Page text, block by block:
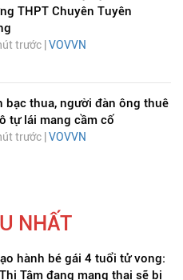
THPT Chuyên Tuyên
trước | VOVVN
bạc thua, người đàn ông thuê
tự lái mang cầm cố
trước | VOVVN
NHẤT
hành bé gái 4 tuổi tử vong:
Tâm đang mang thai sẽ bị